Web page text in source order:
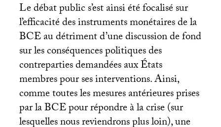
Le débat public s’est ainsi été focalisé sur
l’efficacité des instruments monétaires de la
BCEau détriment d’une discussion de fond
sur les conséquences politiques des
contreparties demandées aux États
membres pour ses interventions. Ainsi,
comme toutes les mesures antérieures prises
par laBCEpour répondre à la crise (sur
lesquelles nous reviendrons plus loin), une